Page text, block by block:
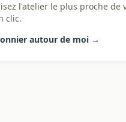
l'atelier le plus proche de
clic.
autour de moi →